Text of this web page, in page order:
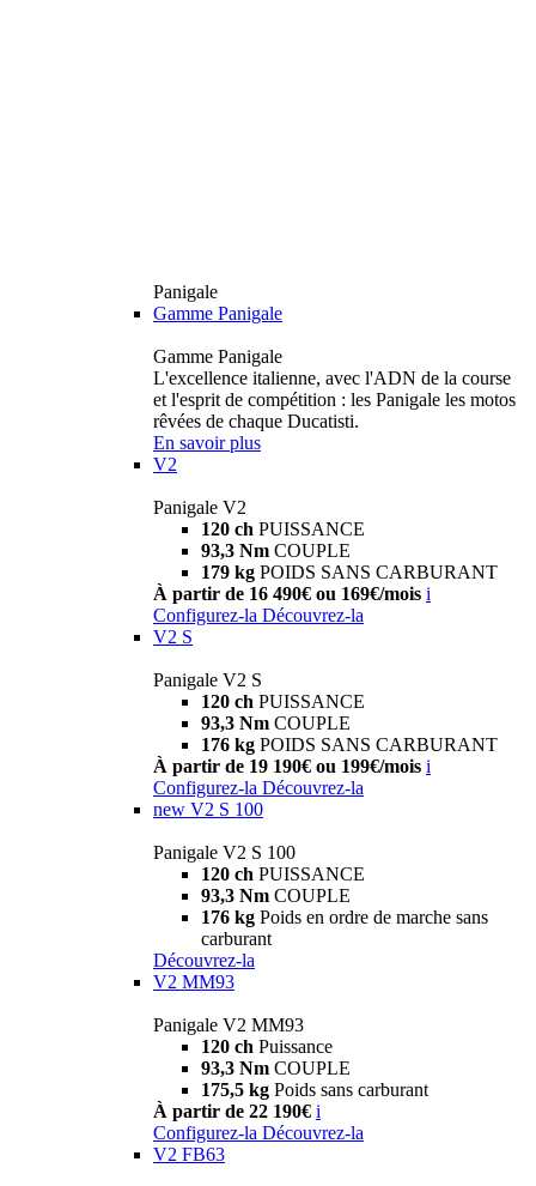
Panigale
Gamme Panigale
Gamme Panigale
L'excellence italienne, avec l'ADN de la course
et l'esprit de compétition : les Panigale les motos
rêvées de chaque Ducatisti.
En savoir plus
V2
Panigale V2
120 ch PUISSANCE
93,3 Nm COUPLE
179 kg POIDS SANS CARBURANT
À partir de 16 490€ ou 169€/mois i
Configurez-la Découvrez-la
V2 S
Panigale V2 S
120 ch PUISSANCE
93,3 Nm COUPLE
176 kg POIDS SANS CARBURANT
À partir de 19 190€ ou 199€/mois i
Configurez-la Découvrez-la
new V2 S 100
Panigale V2 S 100
120 ch PUISSANCE
93,3 Nm COUPLE
176 kg Poids en ordre de marche sans
carburant
Découvrez-la
V2 MM93
Panigale V2 MM93
120 ch Puissance
93,3 Nm COUPLE
175,5 kg Poids sans carburant
À partir de 22 190€ i
Configurez-la Découvrez-la
V2 FB63